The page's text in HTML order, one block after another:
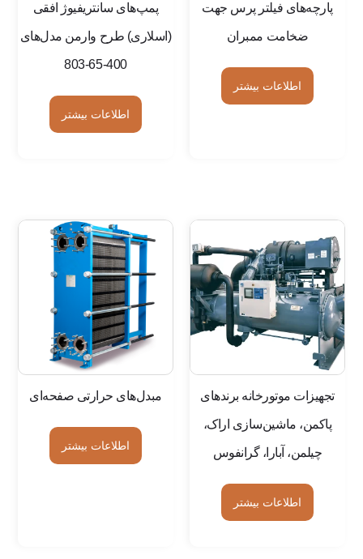
پارچه‌های فیلتر پرس جهت
ضخامت ممبران
اطلاعات بیشتر
پمپ‌های سانتریفیوژ افقی
(اسلاری) طرح وارمن مدل‌های
400-65-803
اطلاعات بیشتر
تجهیزات موتورخانه برند‌های
پاکمن، ماشین‌سازی اراک،
چیلمن، آبارا، گرانفوس
اطلاعات بیشتر
مبدل‌های حرارتی صفحه‌ای
اطلاعات بیشتر